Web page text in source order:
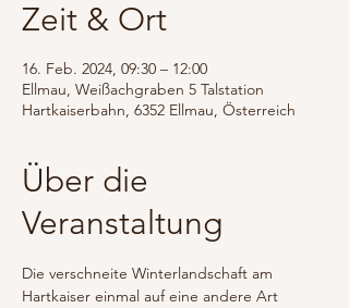
Zeit & Ort
16. Feb. 2024, 09:30 – 12:00
Ellmau, Weißachgraben 5 Talstation
Hartkaiserbahn, 6352 Ellmau, Österreich
Über die
Veranstaltung
Die verschneite Winterlandschaft am
Hartkaiser einmal auf eine andere Art